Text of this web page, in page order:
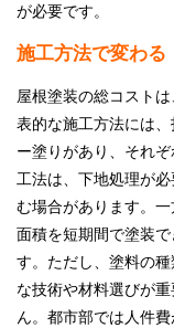
が必要です。
施工方法で変わる
屋根塗装の総コスト
表的な施工方法には
ー塗りがあり、それ
工法は、下地処理が
む場合があります。
面積を短期間で塗装
す。ただし、塗料の
な技術や材料選びが
ん。都市部では人件